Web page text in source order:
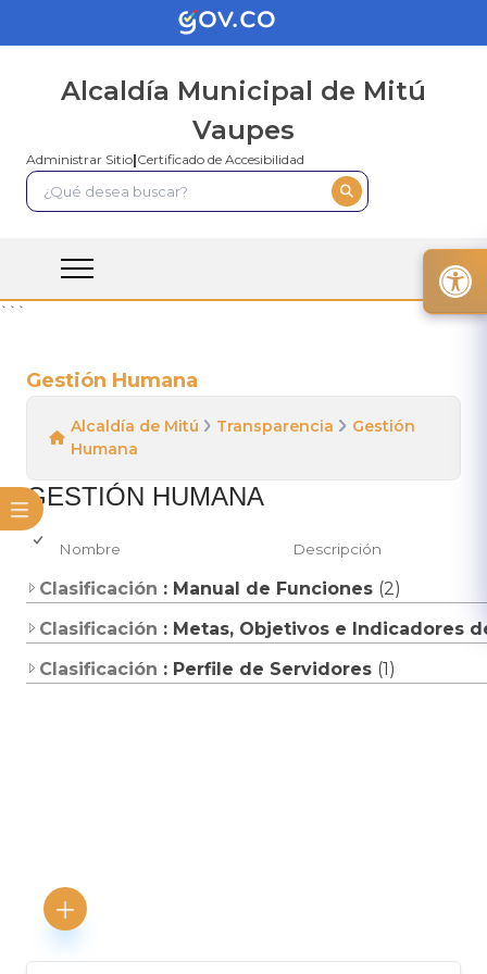
Alcaldía Municipal de Mitú
Vaupes
Administrar Sitio|Certificado de Accesibilidad
```
Gestión Humana
Alcaldía de Mitú Transparencia
Gestión
Humana
​​GESTIÓN HUMANA
Nombre Descripción
Clasificación : Manual de Funciones (2)
Clasificación : Metas, Objetivos e Indicadores
Clasificación : Perfile de Servidores (1)